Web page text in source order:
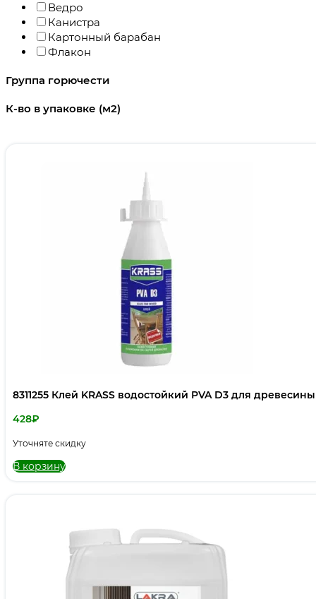
Ведро
Канистра
Картонный барабан
Флакон
Группа горючести
К-во в упаковке (м2)
8311255 Клей KRASS водостойкий PVA D3 для
428₽
Уточняте скидку
В корзину